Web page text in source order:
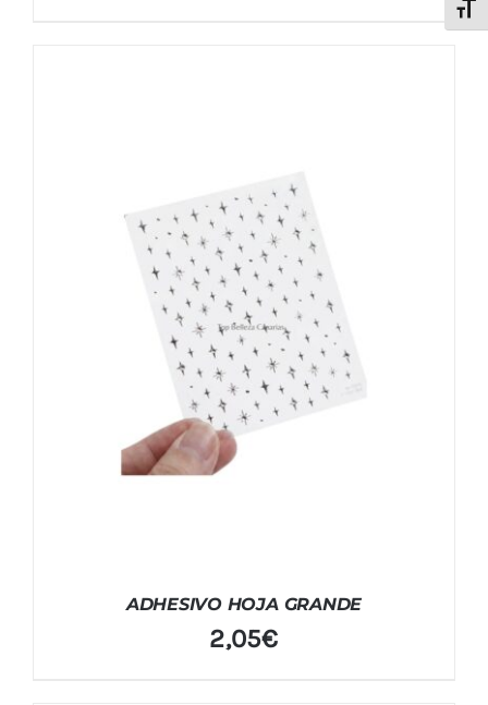
ADHESIVO HOJA GRANDE
2,05€